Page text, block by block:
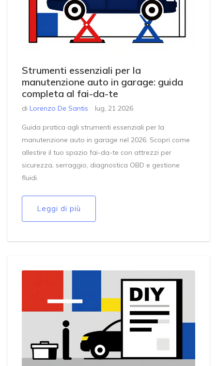
Strumenti essenziali per la
manutenzione auto in garage: guida
completa al fai-da-te
di Lorenzo De Santis lug, 21 2026
Guida pratica agli strumenti essenziali per la
manutenzione auto in garage nel 2026. Scopri come
allestire il tuo spazio fai-da-te con attrezzi per
sicurezza, serraggio, diagnostica OBD e gestione
fluidi.
Leggi di più